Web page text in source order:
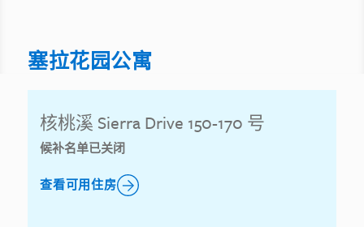
塞拉花园公寓
核桃溪 Sierra Drive 150-170 号
候补名单已关闭
查看可用住房